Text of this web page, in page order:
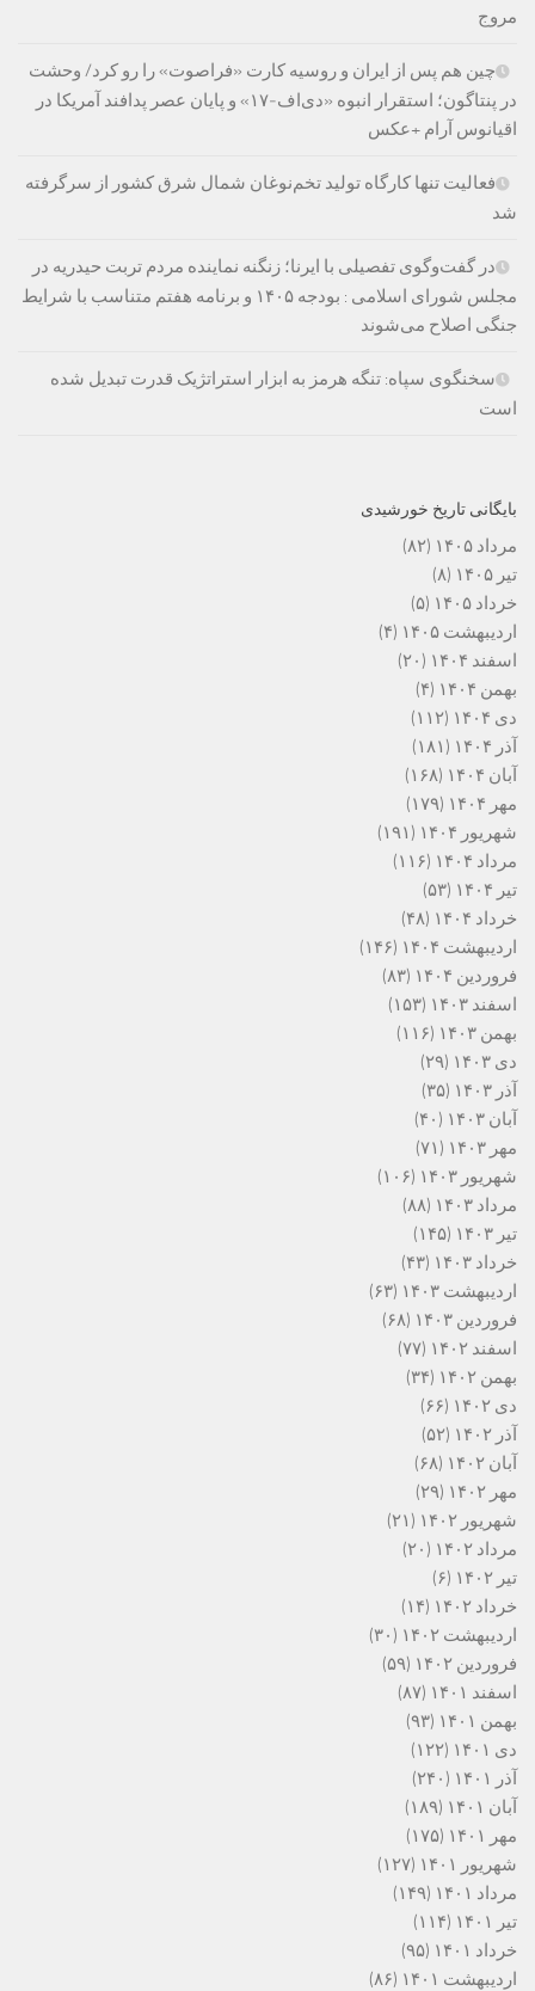
مروج
چین هم پس از ایران و روسیه کارت «فراصوت» را رو کرد/ وحشت
در پنتاگون؛ استقرار انبوه «دی‌اف‑۱۷» و پایان عصر پدافند آمریکا در
اقیانوس آرام +عکس
فعالیت تنها کارگاه تولید تخم‌نوغان شمال شرق کشور از سرگرفته
شد
در گفت‌وگوی تفصیلی با ایرنا؛ زنگنه نماینده مردم تربت حیدریه در
مجلس شورای اسلامی : بودجه ۱۴۰۵ و برنامه هفتم متناسب با شرایط
جنگی اصلاح می‌شوند
سخنگوی سپاه: تنگه هرمز به ابزار استراتژیک قدرت تبدیل شده
است
بایگانی تاریخ خورشیدی
مرداد ۱۴۰۵
(۸۲)
تیر ۱۴۰۵
(۸)
خرداد ۱۴۰۵
(۵)
اردیبهشت ۱۴۰۵
(۴)
اسفند ۱۴۰۴
(۲۰)
بهمن ۱۴۰۴
(۴)
دی ۱۴۰۴
(۱۱۲)
آذر ۱۴۰۴
(۱۸۱)
آبان ۱۴۰۴
(۱۶۸)
مهر ۱۴۰۴
(۱۷۹)
شهریور ۱۴۰۴
(۱۹۱)
مرداد ۱۴۰۴
(۱۱۶)
تیر ۱۴۰۴
(۵۳)
خرداد ۱۴۰۴
(۴۸)
اردیبهشت ۱۴۰۴
(۱۴۶)
فروردین ۱۴۰۴
(۸۳)
اسفند ۱۴۰۳
(۱۵۳)
بهمن ۱۴۰۳
(۱۱۶)
دی ۱۴۰۳
(۲۹)
آذر ۱۴۰۳
(۳۵)
آبان ۱۴۰۳
(۴۰)
مهر ۱۴۰۳
(۷۱)
شهریور ۱۴۰۳
(۱۰۶)
مرداد ۱۴۰۳
(۸۸)
تیر ۱۴۰۳
(۱۴۵)
خرداد ۱۴۰۳
(۴۳)
اردیبهشت ۱۴۰۳
(۶۳)
فروردین ۱۴۰۳
(۶۸)
اسفند ۱۴۰۲
(۷۷)
بهمن ۱۴۰۲
(۳۴)
دی ۱۴۰۲
(۶۶)
آذر ۱۴۰۲
(۵۲)
آبان ۱۴۰۲
(۶۸)
مهر ۱۴۰۲
(۲۹)
شهریور ۱۴۰۲
(۲۱)
مرداد ۱۴۰۲
(۲۰)
تیر ۱۴۰۲
(۶)
خرداد ۱۴۰۲
(۱۴)
اردیبهشت ۱۴۰۲
(۳۰)
فروردین ۱۴۰۲
(۵۹)
اسفند ۱۴۰۱
(۸۷)
بهمن ۱۴۰۱
(۹۳)
دی ۱۴۰۱
(۱۲۲)
آذر ۱۴۰۱
(۲۴۰)
آبان ۱۴۰۱
(۱۸۹)
مهر ۱۴۰۱
(۱۷۵)
شهریور ۱۴۰۱
(۱۲۷)
مرداد ۱۴۰۱
(۱۴۹)
تیر ۱۴۰۱
(۱۱۴)
خرداد ۱۴۰۱
(۹۵)
اردیبهشت ۱۴۰۱
(۸۶)